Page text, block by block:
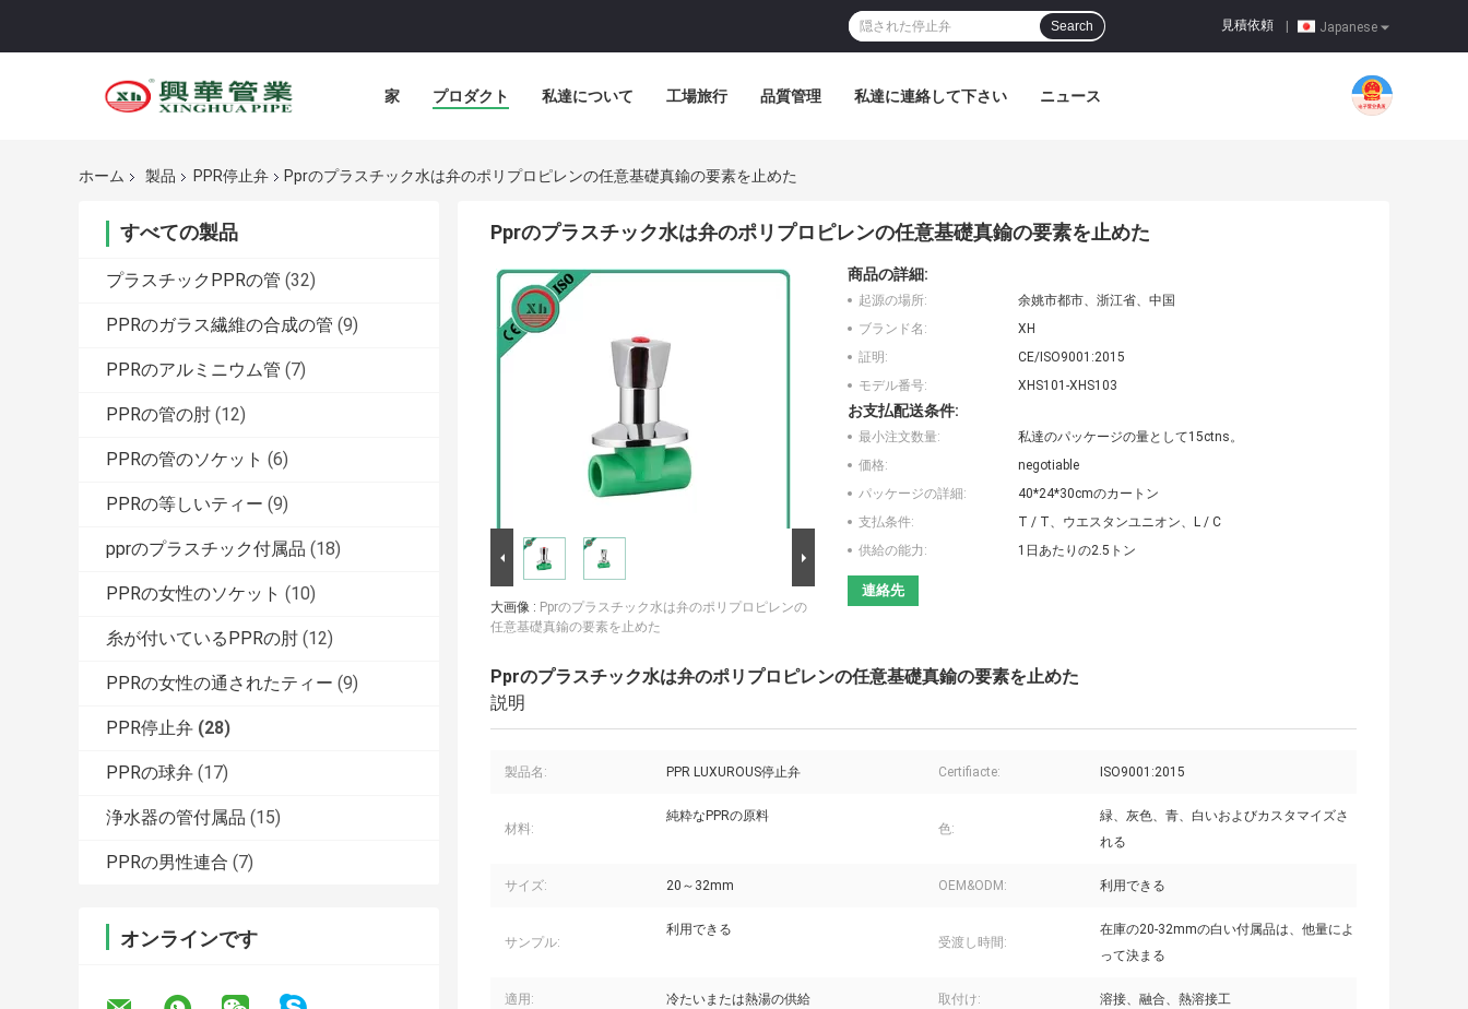
Japanese
見積依頼
Search
家 プロダクト 私達について 工場旅行 品質管理 私達に連絡して下さい ニュース
ホーム 製品 PPR停止弁 Pprのプラスチック水は弁のポリプロピレンの任意基礎真鍮の要素を止めた
すべての製品
プラスチックPPRの管 (32)
PPRのガラス繊維の合成の管 (9)
PPRのアルミニウム管 (7)
PPRの管の肘 (12)
PPRの管のソケット (6)
PPRの等しいティー (9)
pprのプラスチック付属品 (18)
PPRの女性のソケット (10)
糸が付いているPPRの肘 (12)
PPRの女性の通されたティー (9)
PPR停止弁 (28)
PPRの球弁 (17)
浄水器の管付属品 (15)
PPRの男性連合 (7)
オンラインです
Pprのプラスチック水は弁のポリプロピレンの任意基礎真鍮の要素を止めた
大画像 : Pprのプラスチック水は弁のポリプロピレンの
任意基礎真鍮の要素を止めた
商品の詳細:
起源の場所:
余姚市都市、浙江省、中国
ブランド名:
XH
証明:
CE/ISO9001:2015
モデル番号:
XHS101-XHS103
お支払配送条件:
最小注文数量:
私達のパッケージの量として15ctns。
価格:
negotiable
パッケージの詳細:
40*24*30cmのカートン
支払条件:
T / T、ウエスタンユニオン、L / C
供給の能力:
1日あたりの2.5トン
連絡先
Pprのプラスチック水は弁のポリプロピレンの任意基礎真鍮の要素を止めた
説明
製品名: PPR LUXUROUS停止弁 Certifiacte: ISO9001:2015
材料:
純粋なPPRの原料
色:
緑、灰色、青、白いおよびカスタマイズさ
れる
サイズ: 20～32mm OEM&ODM: 利用できる
サンプル:
利用できる
受渡し時間:
在庫の20-32mmの白い付属品は、他量によ
って決まる
適用: 冷たいまたは熱湯の供給 取付け: 溶接、融合、熱溶接工